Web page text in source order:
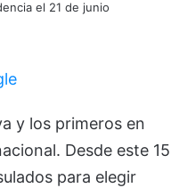
y los primeros en
Desde este 15
para elegir